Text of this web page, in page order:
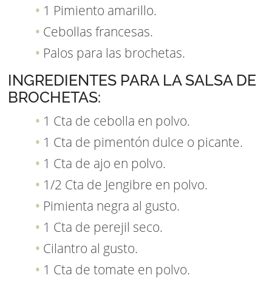
1 Pimiento amarillo.
Cebollas francesas.
Palos para las brochetas.
INGREDIENTES PARA LA SALSA DE
BROCHETAS:
1 Cta de cebolla en polvo.
1 Cta de pimentón dulce o picante.
1 Cta de ajo en polvo.
1/2 Cta de Jengibre en polvo.
Pimienta negra al gusto.
1 Cta de perejil seco.
Cilantro al gusto.
1 Cta de tomate en polvo.